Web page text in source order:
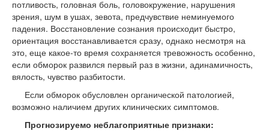
потливость, головная боль, головокружение, нарушения
зрения, шум в ушах, зевота, предчувствие неминуемого
падения. Восстановление сознания происходит быстро,
ориентация восстанавливается сразу, однако несмотря на
это, еще какое-то время сохраняется тревожность особенно,
если обморок развился первый раз в жизни, адинамичность,
вялость, чувство разбитости.
Если обморок обусловлен органической патологией,
возможно наличием других клинических симптомов.
Прогнозируемо неблагоприятные признаки: